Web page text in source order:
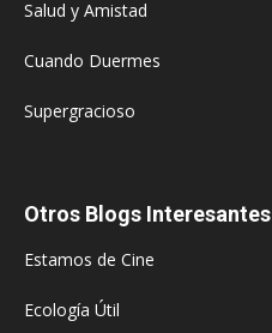
Salud y Amistad
Cuando Duermes
Supergracioso
Otros Blogs Interesantes
Estamos de Cine
Ecología Útil